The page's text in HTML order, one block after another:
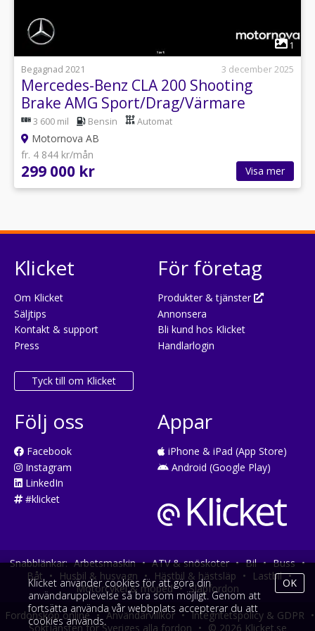
1
Begagnad 2021
3 december 2025
Mercedes-Benz CLA 200 Shooting
Brake AMG Sport/Drag/Värmare
3 600 mil Bensin Automat
Motornova AB
fr. 4 844 kr/mån
299 000 kr Visa mer
Klicket
Om Klicket
Säljtips
Kontakt & support
Press
Tyck till om Klicket
För företag
Produkter & tjänster
Annonsera
Bli kund hos Klicket
Handlarlogin
Följ oss
Facebook
Instagram
LinkedIn
#klicket
Appar
iPhone & iPad (App Store)
Android (Google Play)
Snabblänkar: Arbetsmaskin • ATV & snöskoter • Bil • Buss •
Båt • Husbil & husvagn • Hästbil & hästsläp • Lastbil •
Motorcykel & moped • Släpfordon
Fordonsköp online • Användarvillkor • Integritetspolicy & GDPR •
Söktjänsten för Sveriges alla fordon • © 2026 Klicket.se
Klicket använder cookies för att göra din
användarupplevelse så bra som möjligt. Genom att
fortsätta använda vår webbplats accepterar du att
cookies används.
OK